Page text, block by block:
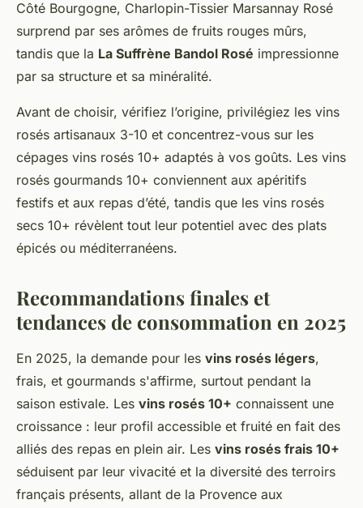
Côté Bourgogne, Charlopin-Tissier Marsannay Rosé
surprend par ses arômes de fruits rouges mûrs,
tandis que la La Suffrène Bandol Rosé impressionne
par sa structure et sa minéralité.
Avant de choisir, vérifiez l’origine, privilégiez les vins
rosés artisanaux 3-10 et concentrez-vous sur les
cépages vins rosés 10+ adaptés à vos goûts. Les vins
rosés gourmands 10+ conviennent aux apéritifs
festifs et aux repas d’été, tandis que les vins rosés
secs 10+ révèlent tout leur potentiel avec des plats
épicés ou méditerranéens.
Recommandations finales et
tendances de consommation en 2025
En 2025, la demande pour les vins rosés légers,
frais, et gourmands s'affirme, surtout pendant la
saison estivale. Les vins rosés 10+ connaissent une
croissance : leur profil accessible et fruité en fait des
alliés des repas en plein air. Les vins rosés frais 10+
séduisent par leur vivacité et la diversité des terroirs
français présents, allant de la Provence aux